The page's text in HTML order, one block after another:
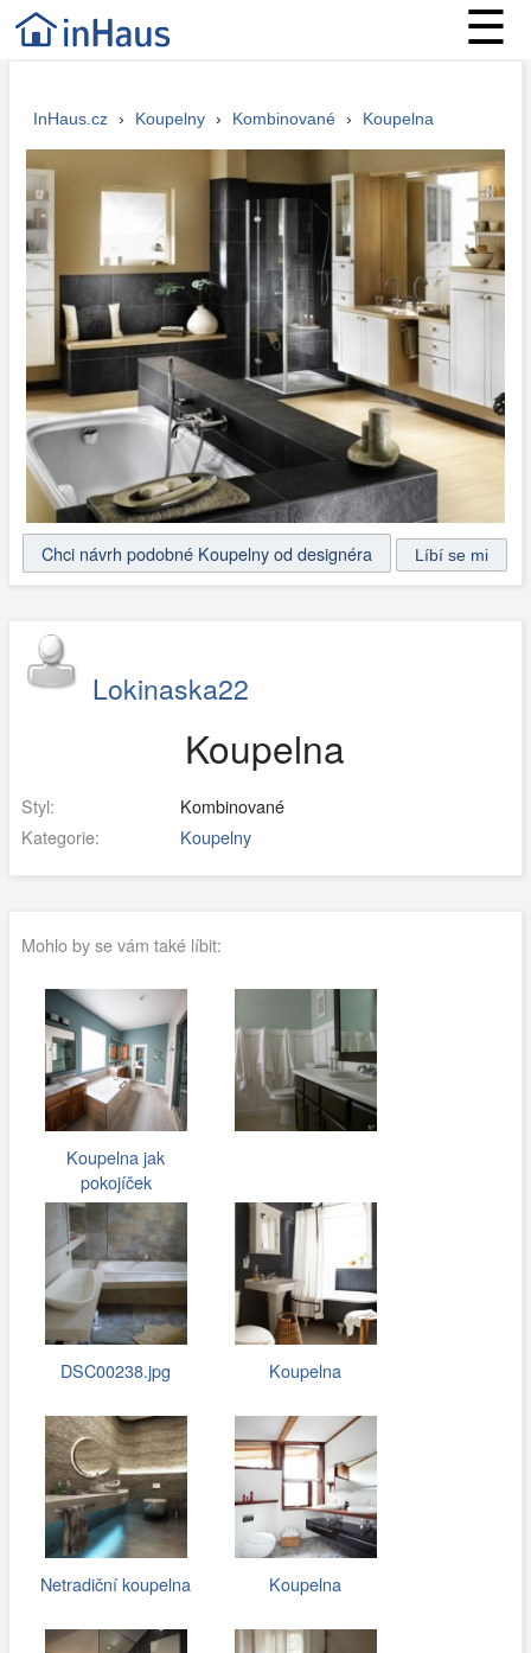
☰
InHaus.cz › Koupelny › Kombinované › Koupelna
Chci návrh podobné Koupelny od designéra
Lokinaska22
Koupelna
Styl:
Kombinované
Kategorie:
Koupelny
Mohlo by se vám také líbit:
Koupelna jak
pokojíček
DSC00238.jpg Koupelna
Netradiční koupelna Koupelna